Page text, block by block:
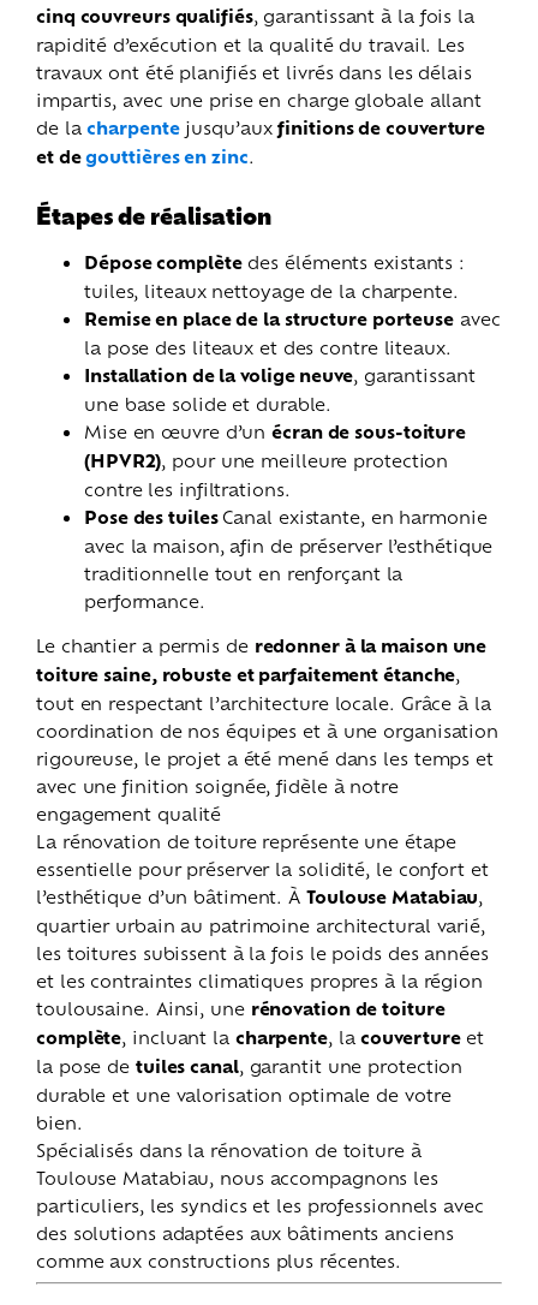
cinq couvreurs qualifiés, garantissant à la fois la
rapidité d’exécution et la qualité du travail. Les
travaux ont été planifiés et livrés dans les délais
impartis, avec une prise en charge globale allant
de lacharpentejusqu’auxfinitions de couverture
et degouttières en zinc.
Étapes de réalisation
Dépose complètedes éléments existants :
tuiles, liteaux nettoyage de la charpente.
Remise en place de la structure porteuse avec
la pose des liteaux et des contre liteaux.
Installation de la volige neuve, garantissant
une base solide et durable.
Mise en œuvre d’unécran de sous-toiture
(HPVR2), pour une meilleure protection
contre les infiltrations.
Pose des tuilesCanal existante, en harmonie
avec la maison, afin de préserver l’esthétique
traditionnelle tout en renforçant la
performance.
Le chantier a permis de redonner à la maison une
toiture saine, robuste et parfaitement étanche,
tout en respectant l’architecture locale. Grâce à la
coordination de nos équipes et à une organisation
rigoureuse, le projet a été mené dans les temps et
avec une finition soignée, fidèle à notre
engagement qualité
La rénovation de toiture représente une étape
essentielle pour préserver la solidité, le confort et
l’esthétique d’un bâtiment. À Toulouse Matabiau,
quartier urbain au patrimoine architectural varié,
les toitures subissent à la fois le poids des années
et les contraintes climatiques propres à la région
toulousaine. Ainsi, une rénovation de toiture
complète, incluant la charpente, lacouvertureet
la pose de tuiles canal, garantit une protection
durable et une valorisation optimale de votre
bien.
Spécialisés dans la rénovation de toiture à
Toulouse Matabiau, nous accompagnons les
particuliers, les syndics et les professionnels avec
des solutions adaptées aux bâtiments anciens
comme aux constructions plus récentes.